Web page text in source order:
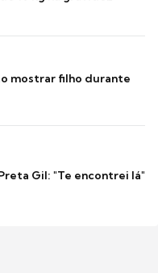
mostrar filho durante
Gil: "Te encontrei lá"